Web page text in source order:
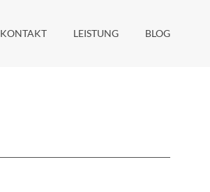
KONTAKT LEISTUNG BLOG